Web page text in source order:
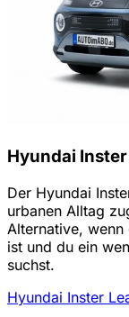
Hyundai Inster
Der Hyundai
urbanen Alltag
Alternative,
ist und du ein
suchst.
Hyundai Inster